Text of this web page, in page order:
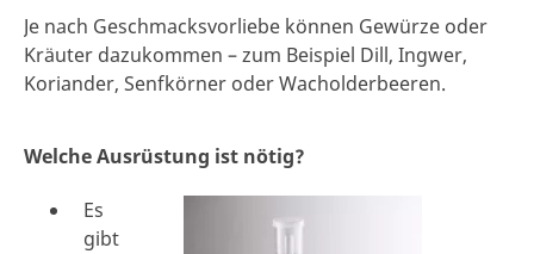
Je nach Geschmacksvorliebe können Gewürze oder
Kräuter dazukommen – zum Beispiel Dill, Ingwer,
Koriander, Senfkörner oder Wacholderbeeren.
Welche Ausrüstung ist nötig?
Es
gibt